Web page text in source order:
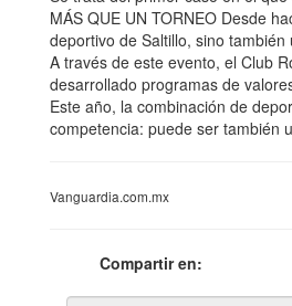
MÁS QUE UN TORNEO Desde
deportivo de Saltillo, sino
A través de este evento, el Club
desarrollado programas de
Este año, la combinación de
competencia: puede ser también
Vanguardia.com.mx
Compartir en: